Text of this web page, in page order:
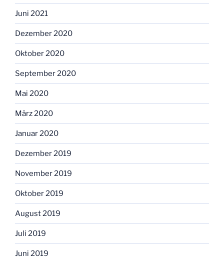
Juni 2021
Dezember 2020
Oktober 2020
September 2020
Mai 2020
März 2020
Januar 2020
Dezember 2019
November 2019
Oktober 2019
August 2019
Juli 2019
Juni 2019